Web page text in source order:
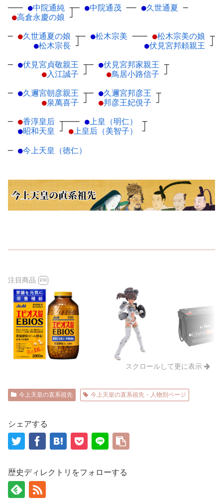
─── ●中院通純 ┬
●高倉永慶の娘 ┘
─ ●中院通茂 ── ●久世通夏 ─
─ ●久世通夏の娘 ┬
●松木宗長 ┘
─ ●松木宗美 ─── ●松木宗美の娘 ┬
●伏見宮邦頼親王 ┘
─ ●伏見宮貞敬親王 ┬
●入江誠子 ┘
─ ●伏見宮邦家親王 ┬
●鳥居小路信子 ┘
─ ●久邇宮朝彦親王 ┬
●泉萬喜子 ┘
─ ●久邇宮邦彦王 ┬
●邦彦王妃俔子 ┘
─ ●香淳皇后 ┬
●昭和天皇 ┘
─── ●上皇（明仁）
┬
●上皇后（美智子） ┘
─ ●今上天皇（徳仁）
注目商品 PR
スクロールして更に表示
今上天皇の直系祖先 今上天皇の直系祖先・人物別ページ
シェアする
歴史ディレクトリをフォローする